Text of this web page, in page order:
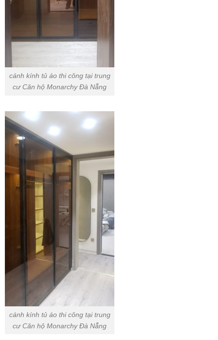
cánh kính tủ áo thi công tại trung
cư Căn hộ Monarchy Đà Nẵng
cánh kính tủ áo thi công tại trung
cư Căn hộ Monarchy Đà Nẵng